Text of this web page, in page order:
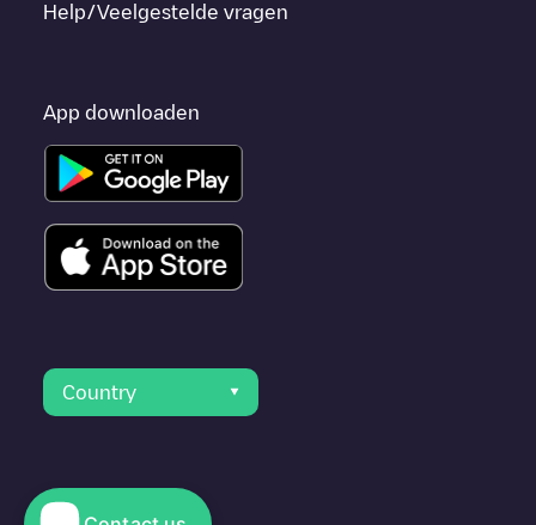
Help/Veelgestelde vragen
App downloaden
Country